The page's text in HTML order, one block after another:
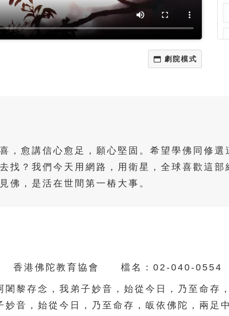
愈講信心愈足，願心堅固。希望學佛同修選
找？我們今天用網路，用衛星，全球喜歡這部
佛，是活在世間第一樁大事。
港佛陀教育協會 檔名：02-040-0554
存念，我弟子妙音，始從今日，乃至命存
音，始從今日，乃至命存，皈依佛陀，兩足